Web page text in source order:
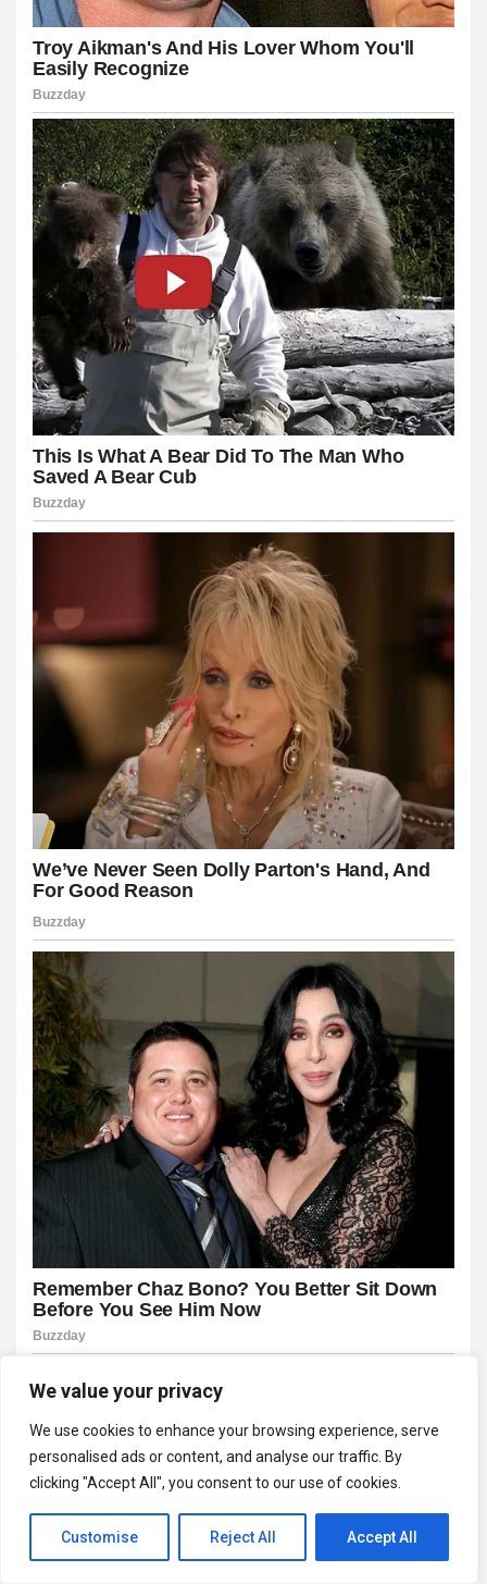
We value your privacy
We use cookies to enhance your browsing experience, serve
personalised ads or content, and analyse our traffic. By
clicking "Accept All", you consent to our use of cookies.
Customise Reject All Accept All